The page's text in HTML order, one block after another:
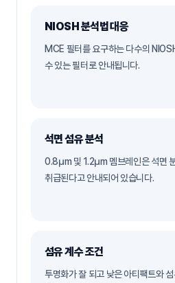
NIOSH 분석법 대응
MCE 필터를 요구하는 다수의
수 있는 필터로 안내됩니다.
석면 섬유 분석
0.8µm 및 1.2µm 멤브레인은 석면
취급된다고 안내되어 있습니다.
섬유 계수 조건
투명화가 잘 되고 낮은 아티팩트와